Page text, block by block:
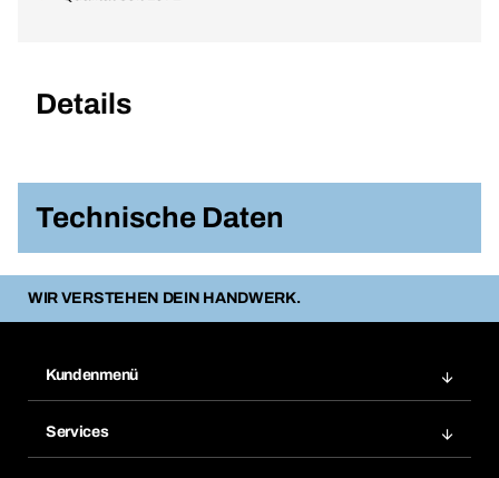
Details
Technische Daten
WIR VERSTEHEN DEIN HANDWERK.
Kundenmenü
Services